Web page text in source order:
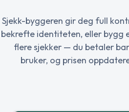
Sjekk-byggeren gir deg full
bekrefte identiteten, eller bygg
flere sjekker — du betaler
bruker, og prisen